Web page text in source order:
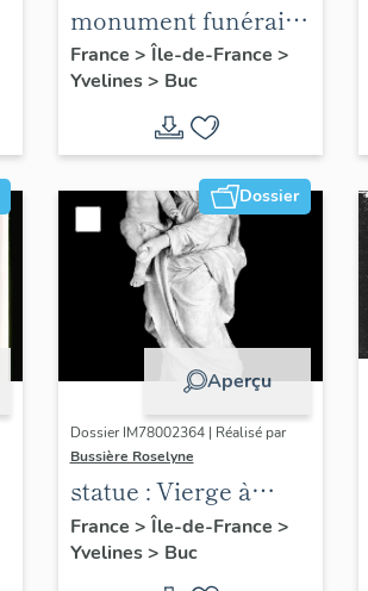
monument funéraire
de Jean Casale
France > Île-de-France >
Yvelines> Buc
Dossier
Aperçu
Dossier IM78002364 | Réalisé par
Bussière Roselyne
statue : Vierge à
l'Enfant (n°1)
France > Île-de-France >
Yvelines> Buc